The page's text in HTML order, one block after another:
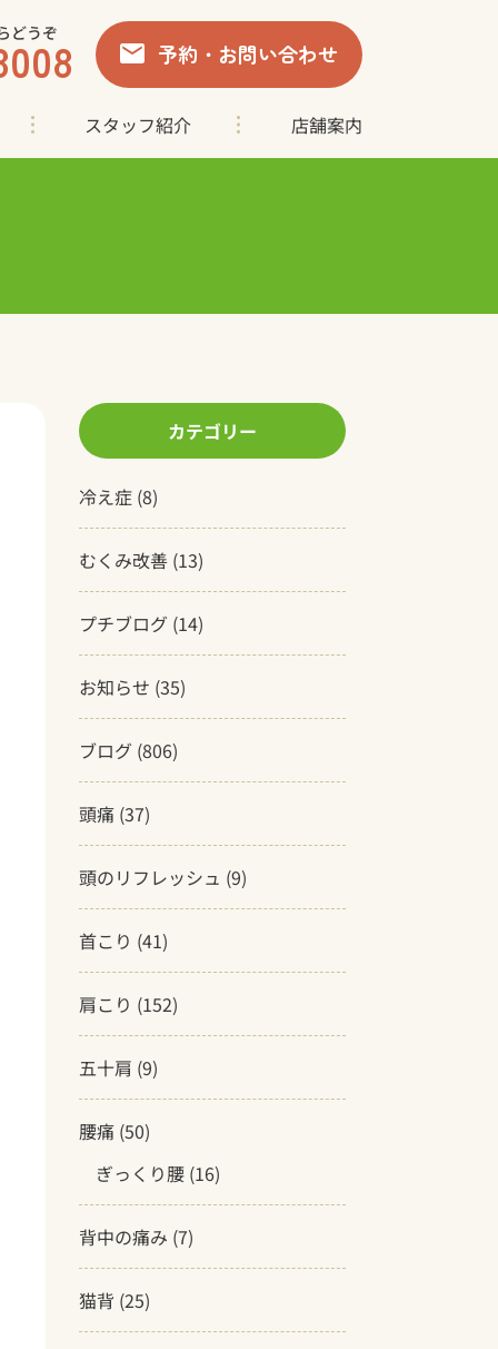
どうぞ
予約・お問い合わせ
スタッフ紹介 店舗案内
カテゴリー
冷え症 (8)
むくみ改善 (13)
プチブログ (14)
お知らせ (35)
ブログ (806)
頭痛 (37)
頭のリフレッシュ (9)
首こり (41)
肩こり (152)
五十肩 (9)
腰痛 (50)
ぎっくり腰 (16)
背中の痛み (7)
猫背 (25)